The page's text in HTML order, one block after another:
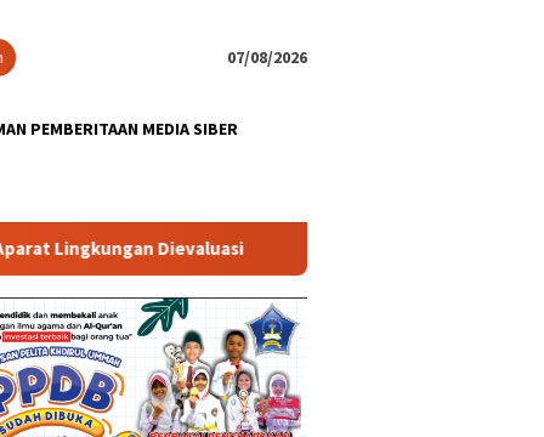
07/08/2026
PEMBERITAAN MEDIA SIBER
Dievaluasi Dugaan Korupsi Pada Proyek